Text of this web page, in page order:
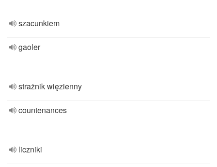
szacunkiem
gaoler
strażnik więzienny
countenances
liczniki